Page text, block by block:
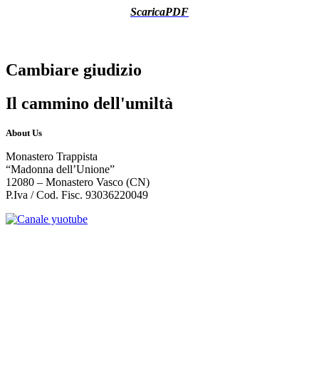
ScaricaPDF
Cambiare giudizio
Il cammino dell'umiltà
About Us
Monastero Trappista
“Madonna dell’Unione”
12080 – Monastero Vasco (CN)
P.Iva / Cod. Fisc. 93036220049